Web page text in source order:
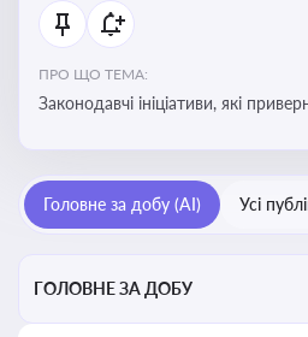
ПРО ЩО ТЕМА:
Законодавчі ініціативи, які
прийняття цих проектів пишуть в медіа. Які проекти
викликають найбільше критики
Головне за добу (AI) Усі
ГОЛОВНЕ ЗА ДОБУ